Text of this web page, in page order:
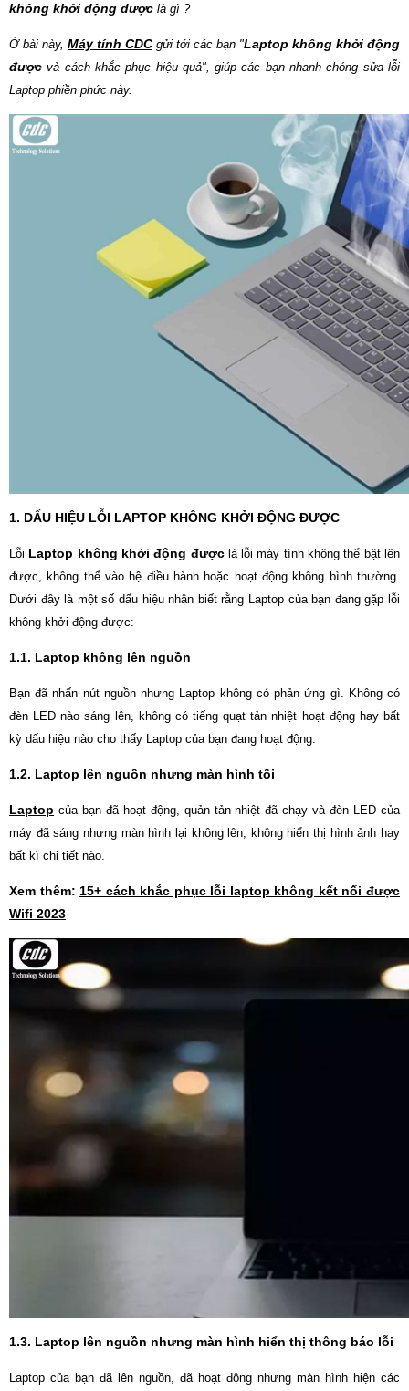
không khởi động được là gì ?
Ở bài này, Máy tính CDCgửi tới các bạn "Laptop không khởi động
được và cách khắc phục hiệu quả", giúp các bạn nhanh chóng sửa lỗi
Laptop phiền phức này.
1. DẤU HIỆU LỖI LAPTOP KHÔNG KHỞI ĐỘNG ĐƯỢC
Lỗi Laptop không khởi động đượclà lỗi máy tính không thể bật lên
được, không thể vào hệ điều hành hoặc hoạt động không bình thường.
Dưới đây là một số dấu hiệu nhận biết rằng Laptop của bạn đang gặp lỗi
không khởi động được:
1.1. Laptop không lên nguồn
Bạn đã nhấn nút nguồn nhưng Laptop không có phản ứng gì. Không có
đèn LED nào sáng lên, không có tiếng quạt tản nhiệt hoạt động hay bất
kỳ dấu hiệu nào cho thấy Laptop của bạn đang hoạt động.
1.2. Laptop lên nguồn nhưng màn hình tối
Laptop của bạn đã hoạt động, quản tản nhiệt đã chạy và đèn LED của
máy đã sáng nhưng màn hình lại không lên, không hiển thị hình ảnh hay
bất kì chi tiết nào.
Xem thêm:15+ cách khắc phục lỗi laptop không kết nối được
Wifi 2023
1.3. Laptop lên nguồn nhưng màn hình hiển thị thông báo lỗi
Laptop của bạn đã lên nguồn, đã hoạt động nhưng màn hình hiện các